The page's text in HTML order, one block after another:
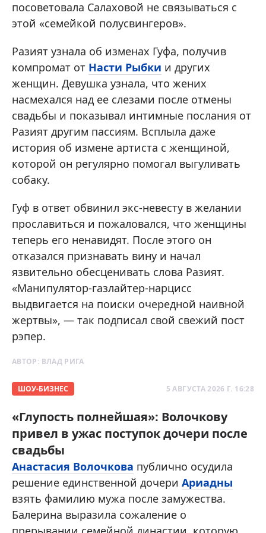
посоветовала Салаховой не связываться с
этой «семейкой полусвингеров».
Разият узнала об изменах Гуфа, получив
компромат от Насти Рыбки и других
женщин. Девушка узнала, что жених
насмехался над ее слезами после отмены
свадьбы и показывал интимные послания от
Разият другим пассиям. Всплыла даже
история об измене артиста с женщиной,
которой он регулярно помогал выгуливать
собаку.
Гуф в ответ обвинил экс-невесту в желании
прославиться и пожаловался, что женщины
теперь его ненавидят. После этого он
отказался признавать вину и начал
язвительно обесценивать слова Разият.
«Манипулятор-газлайтер-нарцисс
выдвигается на поиски очередной наивной
жертвы», — так подписал свой свежий пост
рэпер.
АВТОР: ВЛАД РИГА
ШОУ-БИЗНЕС 5 АВГУСТА 2026 Г. 16:28
«Глупость полнейшая»: Волочкову
привел в ужас поступок дочери после
свадьбы
Анастасия Волочкова публично осудила
решение единственной дочери Ариадны
взять фамилию мужа после замужества.
Балерина выразила сожаление о